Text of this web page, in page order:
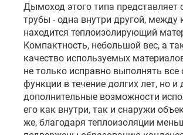
Дымоход этого типа представляет
трубы - одна внутри другой, между
находится теплоизолирующий
Компактность, небольшой вес, а
качество используемых
не только исправно выполнять все
функции в течение долгих лет, но и
дополнительные возможности
его как внутри, так и снаружи
же, благодаря теплоизоляции